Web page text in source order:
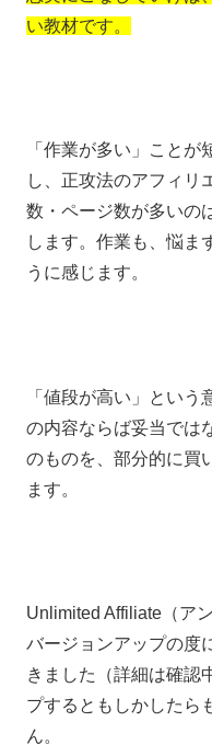
い教材です。
「作業が多い」こと
し、正攻法のアフィリ
数・ページ数が多いの
します。作業も、悩ま
うに感じます。
「値段が高い」とい
の内容ならば妥当では
のものを、部分的に買
ます。
Unlimited Affiliate（ア
バージョンアップの度
きました（詳細は確認
プするともしかしたら
ん。